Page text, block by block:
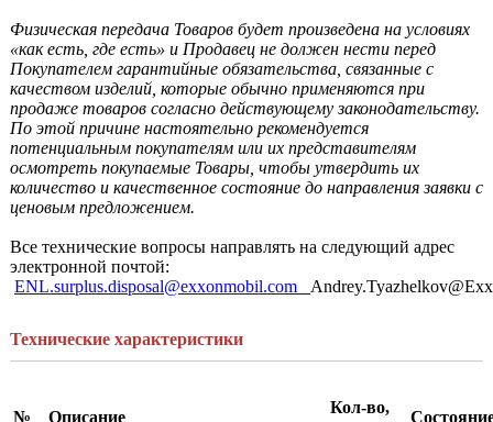
Физическая передача Товаров будет произведена на условиях
«как есть, где есть» и Продавец не должен нести перед
Покупателем гарантийные обязательства, связанные с
качеством изделий, которые обычно применяются при
продаже товаров согласно действующему законодательству.
По этой причине настоятельно рекомендуется
потенциальным покупателям или их представителям
осмотреть покупаемые Товары, чтобы утвердить их
количество и качественное состояние до направления заявки с
ценовым предложением.
Все технические вопросы направлять на следующий адрес
электронной почтой:
ENL.surplus.disposal@exxonmobil.com
Технические характеристики
№ Описание
Кол-во,